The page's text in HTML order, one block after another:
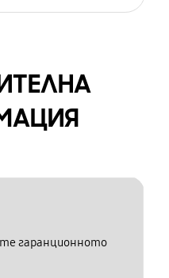
гаранционното